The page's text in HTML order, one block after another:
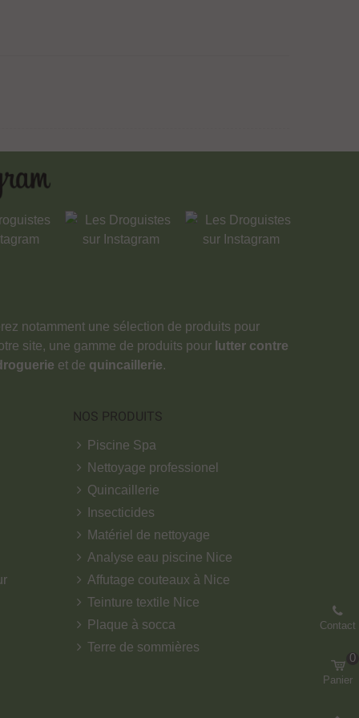
notamment une sélection de produits pour
site, une gamme de produits pour lutter contre
et de quincaillerie.
NOS PRODUITS
Piscine Spa
Nettoyage professionel
Quincaillerie
Insecticides
Matériel de nettoyage
Analyse eau piscine Nice
Affutage couteaux à Nice
Teinture textile Nice
Plaque à socca
Terre de sommières
Contact
Panier
0